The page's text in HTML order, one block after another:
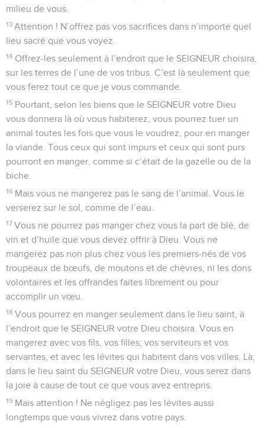
milieu de vous.
13 Attention ! N’offrez pas vos sacrifices dans n’importe quel
lieu sacré que vous voyez.
14 Offrez-les seulement à l’endroit que le SEIGNEUR choisira,
sur les terres de l’une de vos tribus. C’est là seulement que
vous ferez tout ce que je vous commande.
15 Pourtant, selon les biens que le SEIGNEUR votre Dieu
vous donnera là où vous habiterez, vous pourrez tuer un
animal toutes les fois que vous le voudrez, pour en manger
la viande. Tous ceux qui sont impurs et ceux qui sont purs
pourront en manger, comme si c’était de la gazelle ou de la
biche.
16 Mais vous ne mangerez pas le sang de l’animal. Vous le
verserez sur le sol, comme de l’eau.
17 Vous ne pourrez pas manger chez vous la part de blé, de
vin et d’huile que vous devez offrir à Dieu. Vous ne
mangerez pas non plus chez vous les premiers-nés de vos
troupeaux de bœufs, de moutons et de chèvres, ni les dons
volontaires et les offrandes faites librement ou pour
accomplir un vœu.
18 Vous pourrez en manger seulement dans le lieu saint, à
l’endroit que le SEIGNEUR votre Dieu choisira. Vous en
mangerez avec vos fils, vos filles, vos serviteurs et vos
servantes, et avec les lévites qui habitent dans vos villes. Là,
dans le lieu saint du SEIGNEUR votre Dieu, vous serez dans
la joie à cause de tout ce que vous avez entrepris.
19 Mais attention ! Ne négligez pas les lévites aussi
longtemps que vous vivrez dans votre pays.